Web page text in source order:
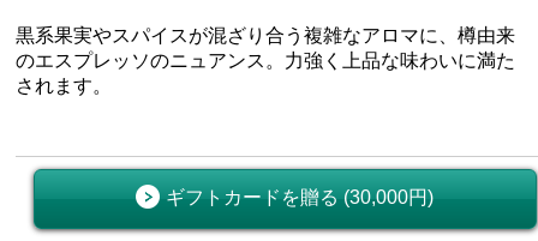
黒系果実やスパイスが混ざり合う複雑なアロマに、樽由来
のエスプレッソのニュアンス。力強く上品な味わいに満た
されます。
ギフトカードを贈る (30,000円)